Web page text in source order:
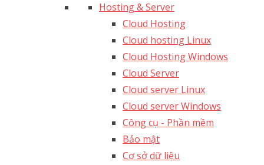
Hosting & Server
Cloud Hosting
Cloud hosting Linux
Cloud Hosting Windows
Cloud Server
Cloud server Linux
Cloud server Windows
Công cụ - Phần mềm
Bảo mật
Cơ sở dữ liệu